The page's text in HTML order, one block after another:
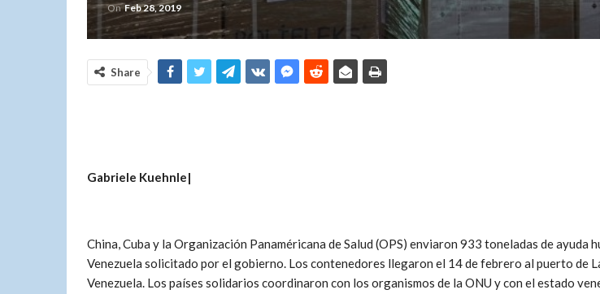
OnFeb 28, 2019
Share
Gabriele Kuehnle|
China, Cuba y la Organización Panaméricana de Salud (OPS) enviaron 933 toneladas de ayuda
Venezuela solicitado por el gobierno. Los contenedores llegaron el 14 de febrero al puerto de
Venezuela. Los países solidarios coordinaron con los organismos de la ONU y con el estado